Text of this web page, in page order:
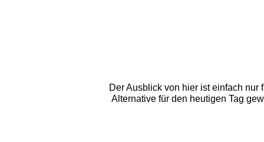
Der Ausblick von hier ist einfach
Alternative für den heutigen Tag